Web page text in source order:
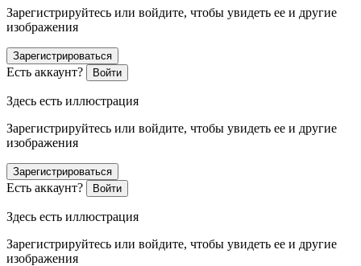
Зарегистрируйтесь или войдите, чтобы увидеть ее и другие
изображения
Зарегистрироваться
Есть аккаунт? Войти
Здесь есть иллюстрация
Зарегистрируйтесь или войдите, чтобы увидеть ее и другие
изображения
Зарегистрироваться
Есть аккаунт? Войти
Здесь есть иллюстрация
Зарегистрируйтесь или войдите, чтобы увидеть ее и другие
изображения